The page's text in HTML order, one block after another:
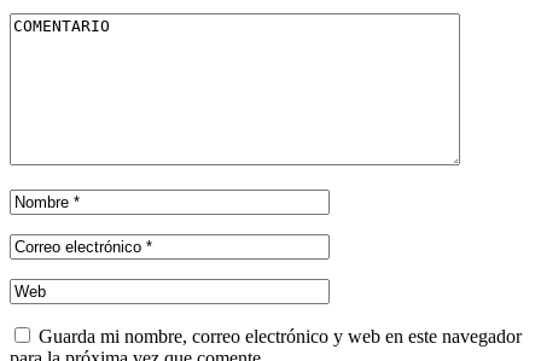
Guarda mi nombre, correo electrónico y web en este navegador